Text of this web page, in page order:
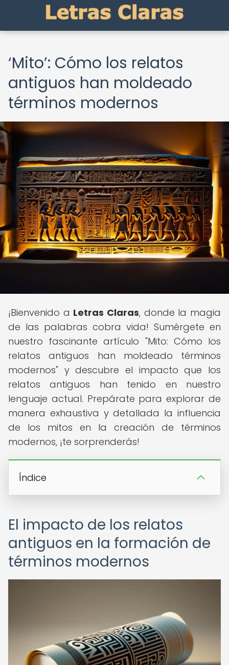
‘Mito’: Cómo los relatos
antiguos han moldeado
términos modernos
¡Bienvenido a Letras Claras, donde la magia
de las palabras cobra vida! Sumérgete en
nuestro fascinante artículo "Mito: Cómo los
relatos antiguos han moldeado términos
modernos" y descubre el impacto que los
relatos antiguos han tenido en nuestro
lenguaje actual. Prepárate para explorar de
manera exhaustiva y detallada la influencia
de los mitos en la creación de términos
modernos, ¡te sorprenderás!
Índice
El impacto de los relatos
antiguos en la formación de
términos modernos